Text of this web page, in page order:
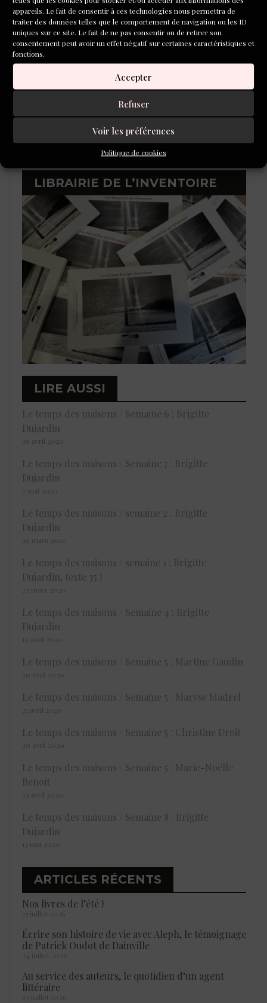
appareils. Le fait de consentir à ces technologies nous permettra de
traiter des données telles que le comportement de navigation ou les ID
uniques sur ce site. Le fait de ne pas consentir ou de retirer son
consentement peut avoir un effet négatif sur certaines caractéristiques et
fonctions.
Accepter
Refuser
Voir les préférences
Politique de cookies
LIBRAIRIE DE L’INVENTOIRE
LIRE AUSSI
Le temps des maisons / Semaine 6 : Brigitte
Dujardin
29 avril 2020
Le temps des maisons / Semaine 7 : Brigitte
Dujardin
7 mai 2020
Le temps des maisons / semaine 2 : Brigitte
Dujardin
29 mars 2020
Le temps des maisons / semaine 1 : Brigitte
Dujardin, texte 35 !
23 mars 2020
Le temps des maisons / Semaine 4 : Brigitte
Dujardin
14 avril 2020
Le temps des maisons / Semaine 5 : Martine Gaudin
20 avril 2020
Le temps des maisons / Semaine 5 : Maryse Madrel
21 avril 2020
Le temps des maisons / Semaine 5 : Christine Droit
20 avril 2020
Le temps des maisons / Semaine 5 : Marie-Noëlle
Benoit
23 avril 2020
Le temps des maisons / Semaine 8 : Brigitte
Dujardin
13 mai 2020
ARTICLES RÉCENTS
Nos livres de l’été !
25 juillet 2026
Écrire son histoire de vie avec Aleph, le témoignage
de Patrick Oudot de Dainville
24 juillet 2026
Au service des auteurs, le quotidien d’un agent
littéraire
23 juillet 2026